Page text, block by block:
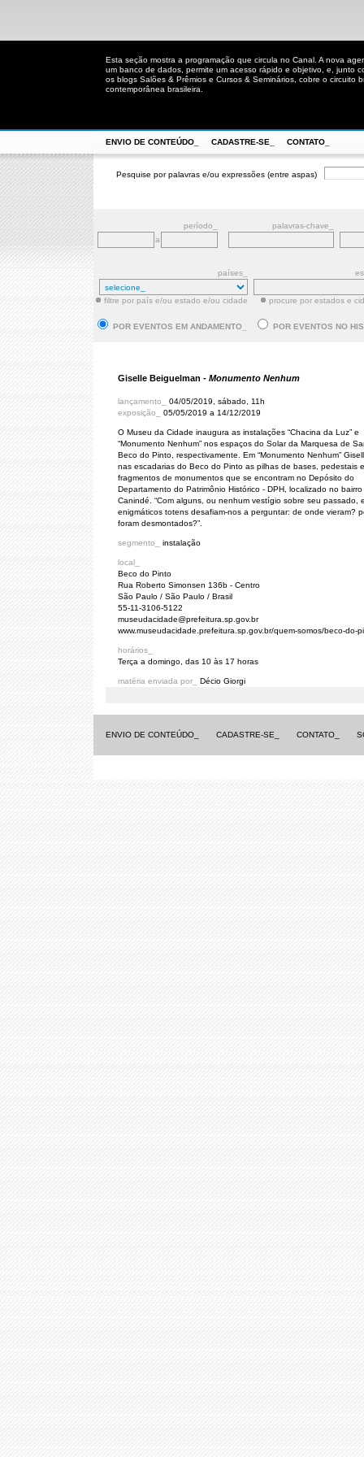
Esta seção mostra a programação que circula no Canal. A nova
um banco de dados, permite um acesso rápido e objetivo, e, junto
os blogs Salões & Prêmios e Cursos & Seminários, cobre o circuito
contemporânea brasileira.
ENVIO DE CONTEÚDO_ CADASTRE-SE_ CONTATO_
Pesquise por palavras e/ou expressões (entre aspas)
período_
palavras-chave_
a
países_
filtre por país e/ou estado e/ou cidade procure por estados e
POR EVENTOS EM ANDAMENTO_ POR EVENTOS NO
Giselle Beiguelman - Monumento Nenhum
lançamento_ 04/05/2019, sábado, 11h
exposição_ 05/05/2019 a 14/12/2019
O Museu da Cidade inaugura as instalações “Chacina da Luz” e
“Monumento Nenhum” nos espaços do Solar da Marquesa de
Beco do Pinto, respectivamente. Em “Monumento Nenhum”
nas escadarias do Beco do Pinto as pilhas de bases, pedestais e
fragmentos de monumentos que se encontram no Depósito do
Departamento do Patrimônio Histórico - DPH, localizado no
Canindé. “Com alguns, ou nenhum vestígio sobre seu passado,
enigmáticos totens desafiam-nos a perguntar: de onde vieram?
foram desmontados?”.
segmento_ instalação
local_
Beco do Pinto
Rua Roberto Simonsen 136b - Centro
São Paulo / São Paulo / Brasil
55-11-3106-5122
museudacidade@prefeitura.sp.gov.br
www.museudacidade.prefeitura.sp.gov.br/quem-somos/beco-do-
horários_
Terça a domingo, das 10 às 17 horas
matéria enviada por_ Décio Giorgi
ENVIO DE CONTEÚDO_ CADASTRE-SE_ CONTATO_